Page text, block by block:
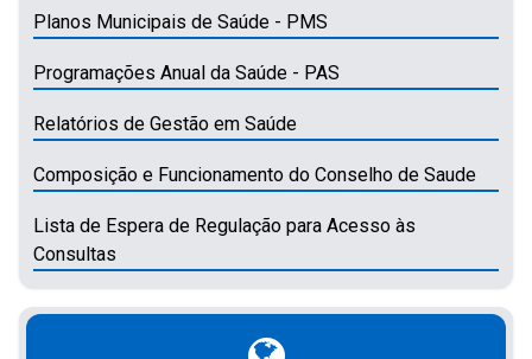
Planos Municipais de Saúde - PMS
Programações Anual da Saúde - PAS
Relatórios de Gestão em Saúde
Composição e Funcionamento do Conselho de Saude
Lista de Espera de Regulação para Acesso às
Consultas